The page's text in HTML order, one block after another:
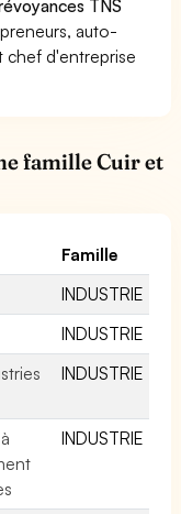
TNS
auto-
chef d'entreprise
famille Cuir et
Famille
INDUSTRIE
INDUSTRIE
INDUSTRIE
INDUSTRIE